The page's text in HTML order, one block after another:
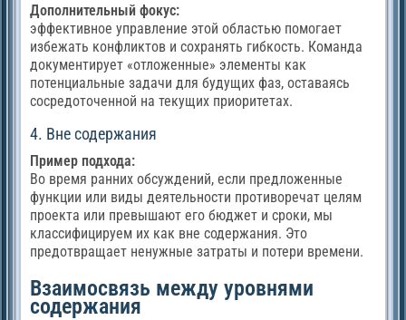
Дополнительный фокус:
эффективное управление этой областью помогает
избежать конфликтов и сохранять гибкость. Команда
документирует «отложенные» элементы как
потенциальные задачи для будущих фаз, оставаясь
сосредоточенной на текущих приоритетах.
4. Вне содержания
Пример подхода:
Во время ранних обсуждений, если предложенные
функции или виды деятельности противоречат целям
проекта или превышают его бюджет и сроки, мы
классифицируем их как вне содержания. Это
предотвращает ненужные затраты и потери времени.
Взаимосвязь между уровнями
содержания